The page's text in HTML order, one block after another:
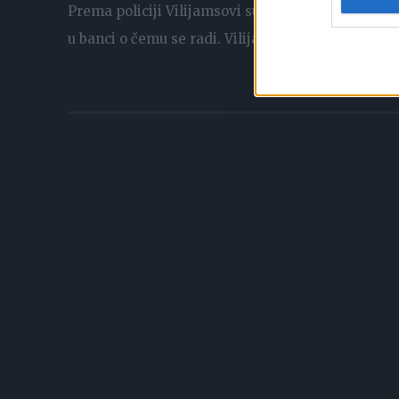
Prema policiji Vilijamsovi su do otkrića greške
u banci o čemu se radi. Vilijamsovi su na računu